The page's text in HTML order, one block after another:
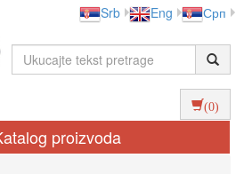
Srb Eng Срп
(0)
proizvoda